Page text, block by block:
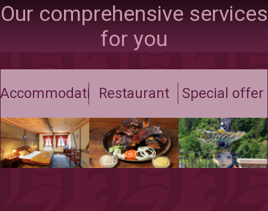
Our comprehensive services
for you
AccommodationRestaurant Special offer